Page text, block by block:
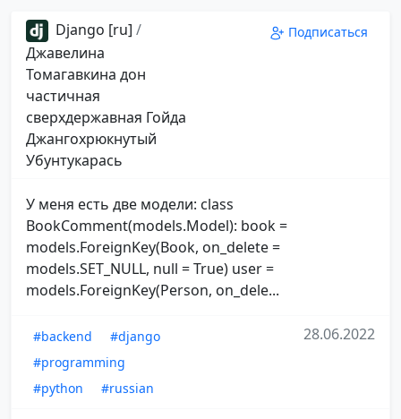
Django [ru] /
Джавелина
Томагавкина дон
частичная
сверхдержавная Гойда
Джангохрюкнутый
Убунтукарась
Подписаться
У меня есть две модели: class
BookComment(models.Model): book =
models.ForeignKey(Book, on_delete =
models.SET_NULL, null = True) user =
models.ForeignKey(Person, on_dele...
#backend
#django
#programming
#python
#russian
28.06.2022